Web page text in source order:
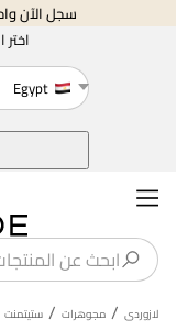
سجل الآن واحصل على
Egypt
لازوردى / مجوهرات / ستيتمنت